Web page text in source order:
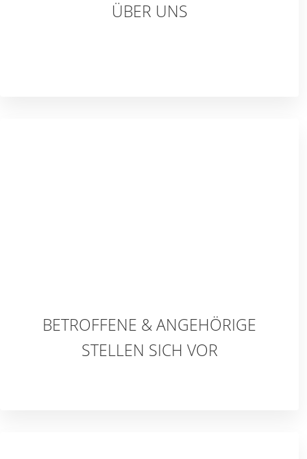
ÜBER UNS
BETROFFENE & ANGEHÖRIGE
STELLEN SICH VOR